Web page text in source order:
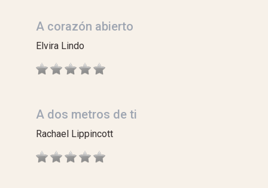
A corazón abierto
Elvira Lindo
A dos metros de ti
Rachael Lippincott